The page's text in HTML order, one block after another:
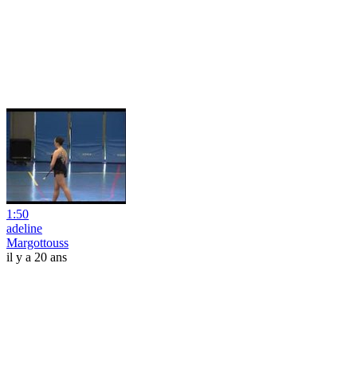
1:50
adeline
Margottouss
il y a 20 ans